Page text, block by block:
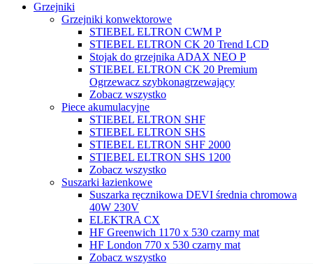
Grzejniki
Grzejniki konwektorowe
STIEBEL ELTRON CWM P
STIEBEL ELTRON CK 20 Trend LCD
Stojak do grzejnika ADAX NEO P
STIEBEL ELTRON CK 20 Premium
Ogrzewacz szybkonagrzewający
Zobacz wszystko
Piece akumulacyjne
STIEBEL ELTRON SHF
STIEBEL ELTRON SHS
STIEBEL ELTRON SHF 2000
STIEBEL ELTRON SHS 1200
Zobacz wszystko
Suszarki łazienkowe
Suszarka ręcznikowa DEVI średnia chromowa
40W 230V
ELEKTRA CX
HF Greenwich 1170 х 530 czarny mat
HF London 770 х 530 czarny mat
Zobacz wszystko